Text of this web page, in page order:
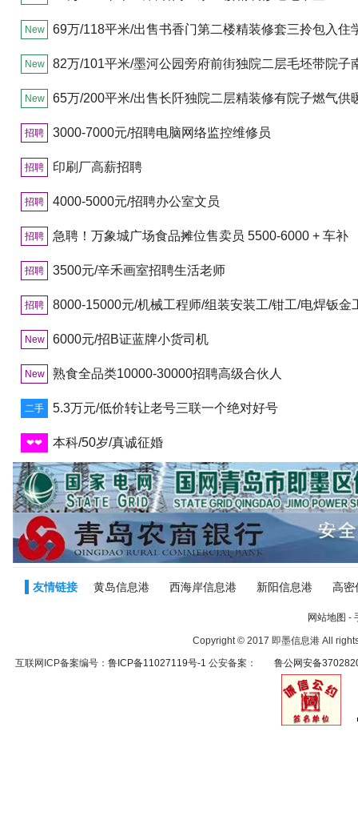
New 69万/118平米/出售书香门第二楼精装修套三拎包入住
New 82万/101平米/墨河公园旁府前街独院二层毛坯带院子
140多平
New 65万/200平米/出售长阡独院二层精装修有院子燃气供
招聘 3000-7000元/招聘电脑网络监控维修员
招聘 印刷厂高薪招聘
招聘 4000-5000元/招聘办公室文员
招聘 急聘！万象城广场食品摊位售卖员 5500-6000 + 车补
招聘 3500元/辛禾画室招聘生活老师
招聘 8000-15000元/机械工程师/组装安装工/钳工/电焊钣金
New 6000元/招B证蓝牌小货司机
New 熟食全品类10000-30000招聘高级合伙人
二手 5.3万元/低价转让老号三联一个绝对好号
❤❤ 本科/50岁/真诚征婚
友情链接 黄岛信息港 西海岸信息港 新阳信息港 高密
网站地图 -
Copyright © 2017 即墨信息港 All
互联网ICP备案编号： 鲁ICP备11027119号-1 公安备案： 鲁公网安备